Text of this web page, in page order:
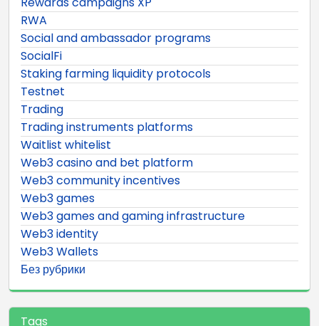
RWA
Social and ambassador programs
SocialFi
Staking farming liquidity protocols
Testnet
Trading
Trading instruments platforms
Waitlist whitelist
Web3 casino and bet platform
Web3 community incentives
Web3 games
Web3 games and gaming infrastructure
Web3 identity
Web3 Wallets
Без рубрики
Tags